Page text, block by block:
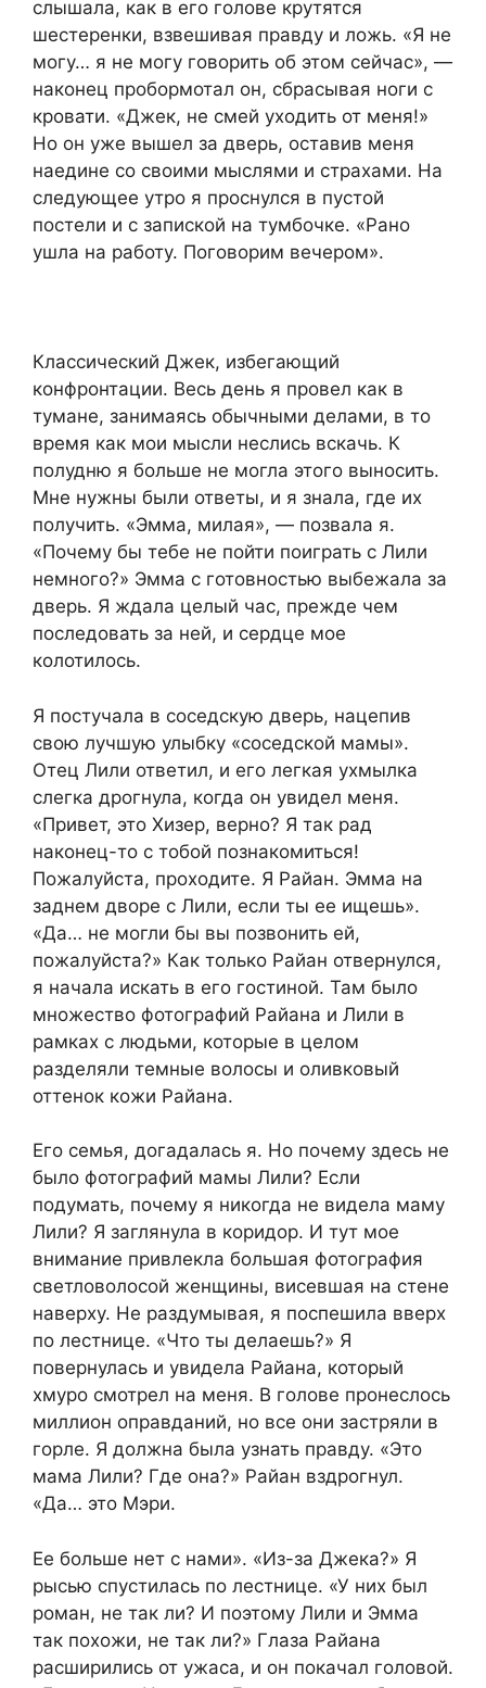
слышала, как в его голове крутятся
шестеренки, взвешивая правду и ложь. «Я не
могу… я не могу говорить об этом сейчас», —
наконец пробормотал он, сбрасывая ноги с
кровати. «Джек, не смей уходить от меня!»
Но он уже вышел за дверь, оставив меня
наедине со своими мыслями и страхами. На
следующее утро я проснулся в пустой
постели и с запиской на тумбочке. «Рано
ушла на работу. Поговорим вечером».
Классический Джек, избегающий
конфронтации. Весь день я провел как в
тумане, занимаясь обычными делами, в то
время как мои мысли неслись вскачь. К
полудню я больше не могла этого выносить.
Мне нужны были ответы, и я знала, где их
получить. «Эмма, милая», — позвала я.
«Почему бы тебе не пойти поиграть с Лили
немного?» Эмма с готовностью выбежала за
дверь. Я ждала целый час, прежде чем
последовать за ней, и сердце мое
колотилось.
Я постучала в соседскую дверь, нацепив
свою лучшую улыбку «соседской мамы».
Отец Лили ответил, и его легкая ухмылка
слегка дрогнула, когда он увидел меня.
«Привет, это Хизер, верно? Я так рад
наконец-то с тобой познакомиться!
Пожалуйста, проходите. Я Райан. Эмма на
заднем дворе с Лили, если ты ее ищешь».
«Да… не могли бы вы позвонить ей,
пожалуйста?» Как только Райан отвернулся,
я начала искать в его гостиной. Там было
множество фотографий Райана и Лили в
рамках с людьми, которые в целом
разделяли темные волосы и оливковый
оттенок кожи Райана.
Его семья, догадалась я. Но почему здесь не
было фотографий мамы Лили? Если
подумать, почему я никогда не видела маму
Лили? Я заглянула в коридор. И тут мое
внимание привлекла большая фотография
светловолосой женщины, висевшая на стене
наверху. Не раздумывая, я поспешила вверх
по лестнице. «Что ты делаешь?» Я
повернулась и увидела Райана, который
хмуро смотрел на меня. В голове пронеслось
миллион оправданий, но все они застряли в
горле. Я должна была узнать правду. «Это
мама Лили? Где она?» Райан вздрогнул.
«Да… это Мэри.
Ее больше нет с нами». «Из-за Джека?» Я
рысью спустилась по лестнице. «У них был
роман, не так ли? И поэтому Лили и Эмма
так похожи, не так ли?» Глаза Райана
расширились от ужаса, и он покачал головой.